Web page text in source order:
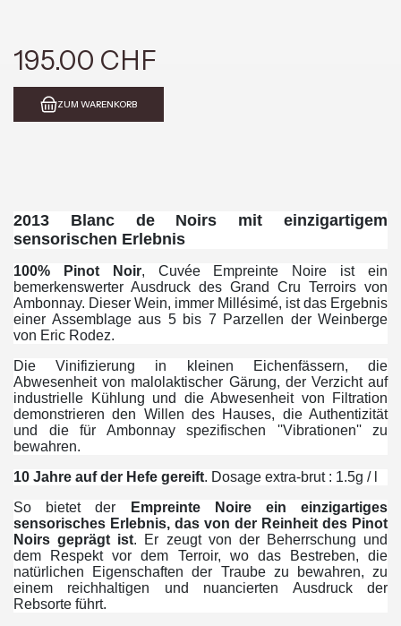
195.00 CHF
ZUM WARENKORB
2013 Blanc de Noirs mit einzigartigem
sensorischen Erlebnis
100% Pinot Noir, Cuvée Empreinte Noire ist ein
bemerkenswerter Ausdruck des Grand Cru Terroirs von
Ambonnay. Dieser Wein, immer Millésimé, ist das Ergebnis
einer Assemblage aus 5 bis 7 Parzellen der Weinberge
von Eric Rodez.
Die Vinifizierung in kleinen Eichenfässern, die
Abwesenheit von malolaktischer Gärung, der Verzicht auf
industrielle Kühlung und die Abwesenheit von Filtration
demonstrieren den Willen des Hauses, die Authentizität
und die für Ambonnay spezifischen ''Vibrationen'' zu
bewahren.
10 Jahre auf der Hefe gereift. Dosage extra-brut : 1.5g / l
So bietet der
Empreinte Noire ein einzigartiges
sensorisches Erlebnis, das von der Reinheit des Pinot
Noirs geprägt ist. Er zeugt von der Beherrschung und
dem Respekt vor dem Terroir, wo das Bestreben, die
natürlichen Eigenschaften der Traube zu bewahren, zu
einem reichhaltigen und nuancierten Ausdruck der
Rebsorte führt.